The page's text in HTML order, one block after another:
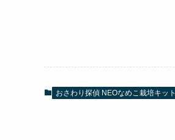
おさわり探偵 NEOなめこ栽培キット